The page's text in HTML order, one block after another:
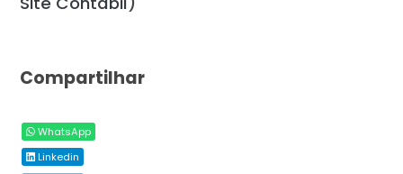
Compartilhar
WhatsApp
Linkedin